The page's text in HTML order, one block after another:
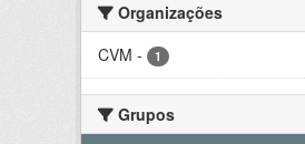
Organizações
CVM - 1
Grupos